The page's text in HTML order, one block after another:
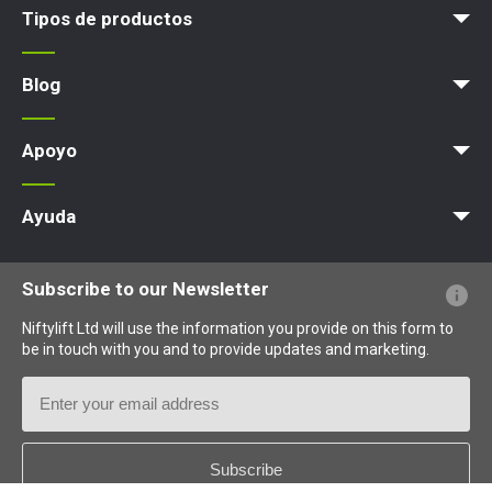
Tipos de productos
Blog
Apoyo
Ayuda
PFs sobre el sitio web
Terminología explicada
Iconos explicados
Subscribe to our Newsletter
Niftylift Ltd will use the information you provide on this form to
be in touch with you and to provide updates and marketing.
*Country